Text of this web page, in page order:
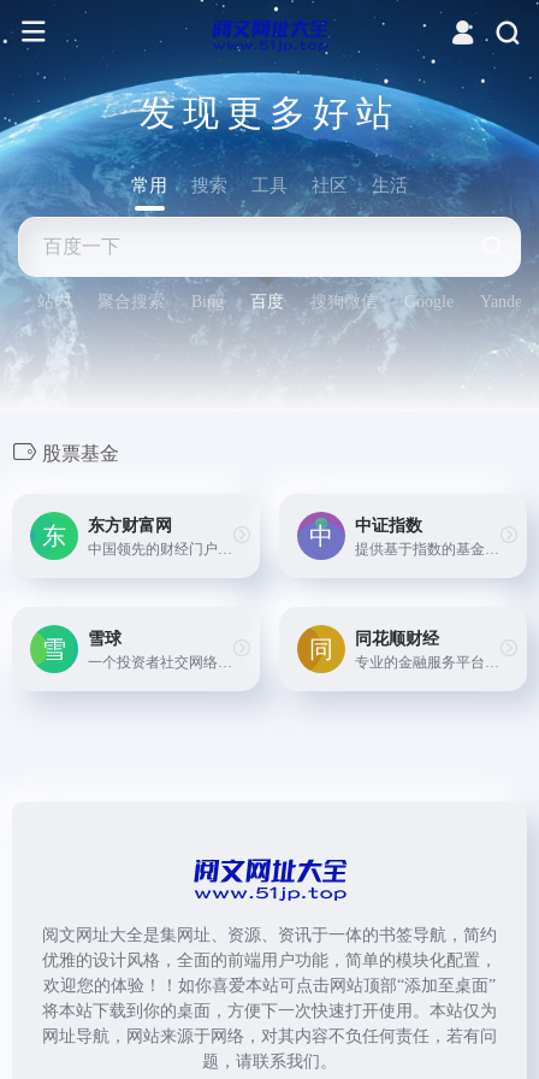
发现更多好站
常用 搜索 工具 社区 生活
站内 聚合搜索 Bing 百度 搜狗微信 Google Yandex
股票基金
东方财富网 中证指数
雪球 同花顺财经
阅文网址大全是集网址、资源、资讯于一体的书签导航，简约
优雅的设计风格，全面的前端用户功能，简单的模块化配置，
欢迎您的体验！！如你喜爱本站可点击网站顶部“添加至桌面”
将本站下载到你的桌面，方便下一次快速打开使用。本站仅为
网址导航，网站来源于网络，对其内容不负任何责任，若有问
题，请联系我们。